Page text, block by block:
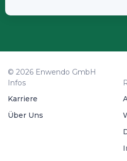
© 2026 Enwendo GmbH
Infos
Karriere
Über Uns